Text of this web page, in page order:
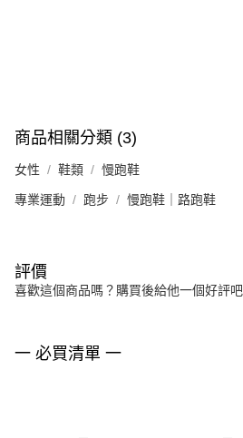
商品相關分類 (3)
女性 鞋類 慢跑鞋
專業運動 跑步 慢跑鞋｜路跑鞋
評價
喜歡這個商品嗎？購買後給他一個好評吧
一 必買清單 一